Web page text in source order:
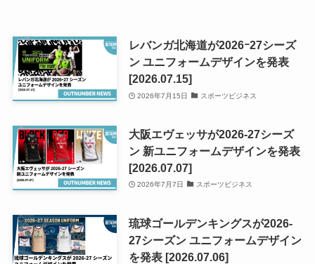
レバンガ北海道が2026ｰ27シーズ
ン ユニフォームデザインを発表
[2026.07.15]
2026年7月15日 スポーツビジネス
大阪エヴェッサが2026-27シーズ
ン 新ユニフォームデザインを発表
[2026.07.07]
2026年7月7日 スポーツビジネス
琉球ゴールデンキングスが2026-
27シーズン ユニフォームデザイン
を発表 [2026.07.06]